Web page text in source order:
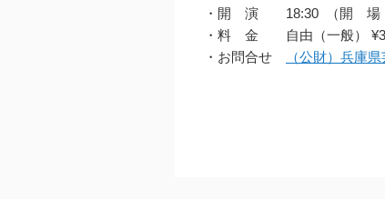
・開 演 18:30 （開 場
・料 金 自由（一般）
・お問合せ
（公財）兵庫